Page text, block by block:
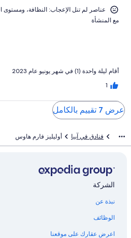
مع المنشأة⁩
أقام ليلة واحدة (1) في شهر يونيو عام 2023
1
عرض 7 تقييم بالكامل
فنادق في آبيا أوليليز فارم هاوس
الشركة
نبذة عن
الوظائف
اعرض عقارك على موقعنا